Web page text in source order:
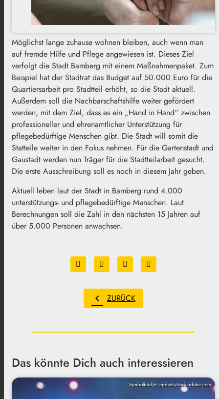
Möglichst lange zuhause wohnen bleiben, auch wenn man
auf fremde Hilfe und Pflege angewiesen ist. Dieses Ziel
verfolgt die Stadt Bamberg mit einem Maßnahmenpaket. Zum
Beispiel hat der Stadtrat das Budget auf 50.000 Euro für die
Quartiersarbeit pro Stadtteil erhöht, so die Stadt aktuell.
Außerdem soll die Nachbarschaftshilfe weiter gefördert
werden, mit dem Ziel, dass es ein „Hand in Hand“ zwischen
professioneller und ehrenamtlicher Unterstützung für
pflegebedürftige Menschen gibt. Die Stadt will somit die
Statteile weiter in den Fokus nehmen. Für die Gartenstadt und
Gaustadt werden nun Träger für die Stadtteilarbeit gesucht.
Die erste Ausschreibung soll es noch in diesem Jahr geben.
Aktuell leben laut der Stadt in Bamberg rund 4.000
unterstützungs- und pflegebedürftige Menschen. Laut
Berechnungen soll die Zahl in den nächsten 15 Jahren auf
über 5.000 Personen anwachsen.
chevron_left ZURÜCK
Das könnte Dich auch interessieren
Symbolbild/m.mphoto/stock.adobe.com